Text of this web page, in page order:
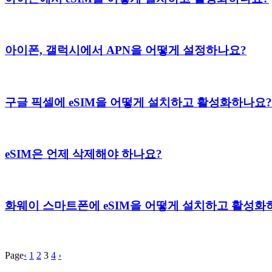
아이폰, 갤럭시에서 APN을 어떻게 설정하나요?
구글 픽셀에 eSIM을 어떻게 설치하고 활성화하나요?
eSIM은 언제 삭제해야 하나요?
화웨이 스마트폰에 eSIM을 어떻게 설치하고 활성화
Page‹ 1 2 3 4 ›